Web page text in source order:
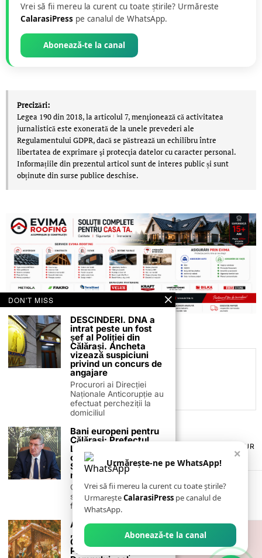
Vrei să fii mereu la curent cu toate știrile? Urmăreste
CalarasiPress pe canalul de WhatsApp.
Abonează-te la canal
Precizări:
Legea 190 din 2018, la articolul 7, menţionează că activitatea
jurnalistică este exonerată de la unele prevederi ale
Regulamentului GDPR, dacă se păstrează un echilibru între
libertatea de exprimare şi protecţia datelor cu caracter personal.
Informațiile din prezentul articol sunt de interes public și sunt
obținute din surse publice deschise.
C.C
TERMENI ȘI CONDIȚII
POLITICA DE ANULARE & RETUR
PUBLICITATE ONLINE & TIPĂRITĂ
CONTACT
ZIARUL ANUNȚUL CĂLĂRĂȘEAN
×
Urmărește-ne pe WhatsApp!
Vrei să fii mereu la curent cu toate știrile?
UrmareșteCalarasiPress pe canalul de
WhatsApp.
Abonează-te la canal
DON'T MISS
DESCINDERI. DNA a
intrat peste un fost
șef al Poliției din
Călărași. Ancheta
vizează suspiciuni
privind un concurs de
angajare
Procurori ai Direcției
Naționale Anticorupție au
efectuat percheziții la
domiciliul
Bani europeni pentru
Călărași: Prefectul
Laurențiu State anunță
colaborarea cu ADR
Sud-Muntenia pentru
noi finanțări
Călărașul se pregătește
să intre pe harta
finanțărilor europene, cu
Asociația Cultul Eroilor
„Regina Maria”, filiala
Călărași: „La slăvitul
Praznic al Nașterii